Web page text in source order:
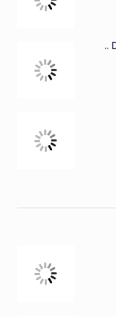
سعر ومواصفات كمبيوتر Dell OptiPlex 7060 ..